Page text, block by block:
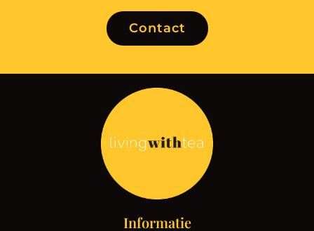
Contact
Informatie